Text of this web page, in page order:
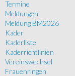
Termine
Meldungen
Meldung BM2026
Kader
Kaderliste
Kaderrichtlinien
Vereinswechsel
Frauenringen